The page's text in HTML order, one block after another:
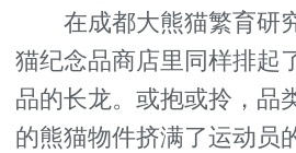
在成都大熊猫繁育研
猫纪念品商店里同样排起
品的长龙。或抱或拎，品
的熊猫物件挤满了运动员